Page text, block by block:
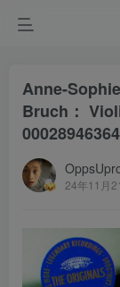
Anne-
Bruch：
24年11月